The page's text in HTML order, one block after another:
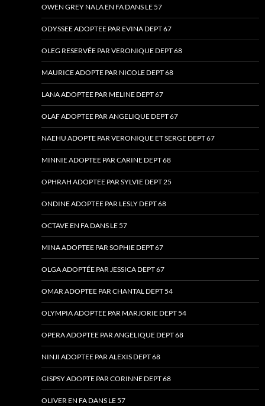
OWEN GREY NALA EN FA DANS LE 57
ODYSSEE ADOPTEE PAR EVINA DEPT 67
OLEG RESERVÉE PAR VERONIQUE DEPT 68
MAURICE ADOPTE PAR NICOLE DEPT 68
LANA ADOPTEE PAR MELINE DEPT 67
OLAF ADOPTEE PAR ANGELIQUE DEPT 67
NAEHU ADOPTE PAR VERONIQUE ET SERGE DEPT 67
MINNIE ADOPTEE PAR CARINE DEPT 68
OPHRAH ADOPTEE PAR SYLVIE DEPT 25
ONDINE ADOPTEE PAR LESLY DEPT 68
OCTAVE EN FA DANS LE 57
MINA ADOPTEE PAR SOPHIE DEPT 67
OLGA ADOPTÉE PAR JESSICA DEPT 67
OMAR ADOPTEE PAR CHANTAL DEPT 54
OLYMPIA ADOPTEE PAR MARJORIE DEPT 54
OPERA ADOPTEE PAR ANGELIQUE DEPT 68
NINJI ADOPTEE PAR ALEXIS DEPT 68
GISPSY ADOPTE PAR CORINNE DEPT 68
OLIVER EN FA DANS LE 57